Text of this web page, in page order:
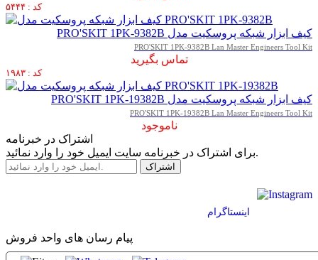
کد : ۵۴۴۴
کیف ابزار شبکه پروسکیت مدل PRO'SKIT 1PK-9382B
PRO'SKIT 1PK-9382B Lan Master Engineers Tool Kit
تماس بگیرید
کد : ۱۹۸۳
کیف ابزار شبکه پروسکیت مدل PRO'SKIT 1PK-19382B
PRO'SKIT 1PK-19382B Lan Master Engineers Tool Kit
ناموجود
اشتراک در خبرنامه
برای اشتراک در خبرنامه سایت ایمیل خود را وارد نمائید.
اينستاگرام
پیام رسان های واحد فروش